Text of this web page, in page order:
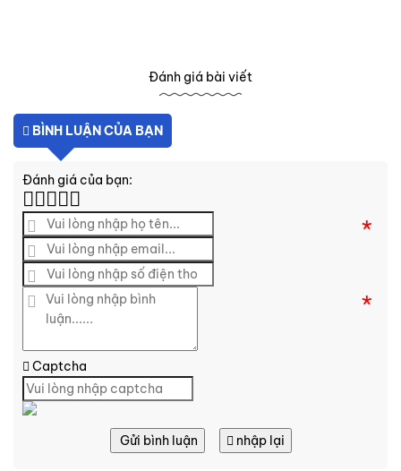
Đánh giá bài viết
BÌNH LUẬN CỦA BẠN
Đánh giá của bạn:
*
*
Captcha
Gửi bình luận nhập lại